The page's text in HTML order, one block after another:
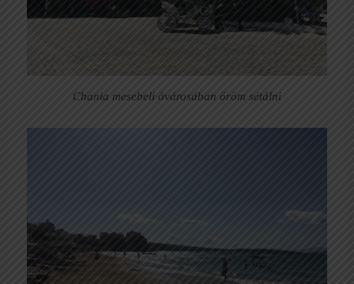
Chania mesebeli óvárosában öröm sétálni